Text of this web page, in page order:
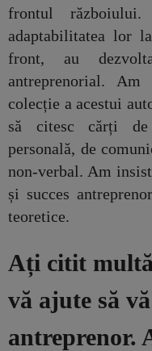
frontul
adaptabilitatea lor
front, au
antreprenorial.
colecție a acestui
să citesc cărți de
personală, de
non-verbal. Am
și succes
teoretice.
Ați citit
vă ajute să
antreprenor.